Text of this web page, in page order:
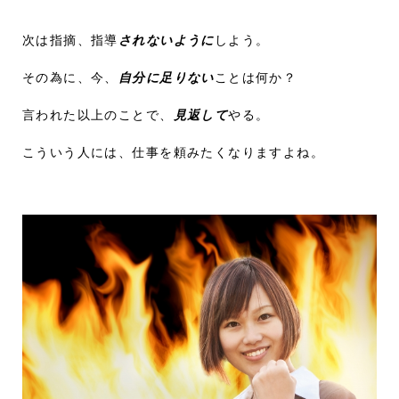
次は指摘、指導 されないように しよう。
その為に、今、 自分に足りないことは何か？
言われた以上のことで、 見返してやる。
こういう人には、仕事を頼みたくなりますよね。